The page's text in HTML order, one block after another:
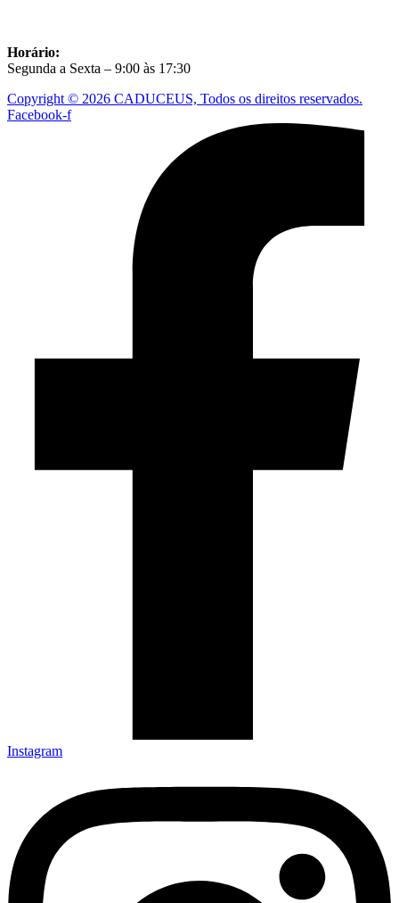
Horário:
Segunda a Sexta – 9:00 às 17:30
Copyright © 2026 CADUCEUS, Todos os direitos reservados.
Facebook-f
Instagram